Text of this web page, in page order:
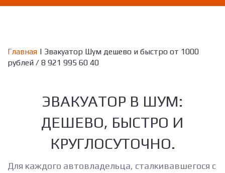
Главная | Эвакуатор Шум дешево и быстро от 1000
рублей / 8 921 995 60 40
ЭВАКУАТОР В ШУМ:
ДЕШЕВО, БЫСТРО И
КРУГЛОСУТОЧНО.
Для каждого автовладельца, сталкивавшегося с